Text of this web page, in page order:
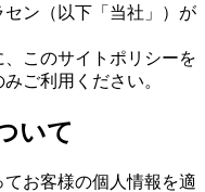
ン（以下「当社」）が
このサイトポリシーを
ご利用ください。
いて
お客様の個人情報を適